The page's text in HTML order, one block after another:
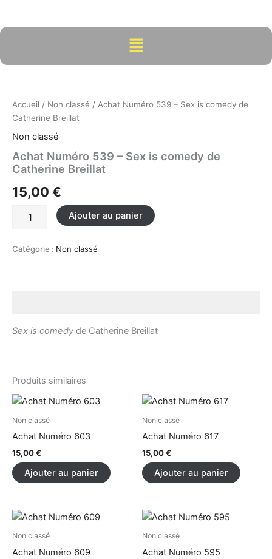
contenu
Menu
Accueil / Non classé / Achat Numéro 539 – Sex is comedy de
Catherine Breillat
Non classé
Achat Numéro 539 – Sex is comedy de
Catherine Breillat
15,00 €
Numéro
539
-
Sex
is
comedy
Catherine
Ajouter au panier
Catégorie : Non classé
Sex is comedy de Catherine Breillat
Produits similaires
Non classé
Achat Numéro 603
15,00€
Ajouter au panier
Non classé
Achat Numéro 617
15,00€
Ajouter au panier
Non classé
Achat Numéro 609
Non classé
Achat Numéro 595